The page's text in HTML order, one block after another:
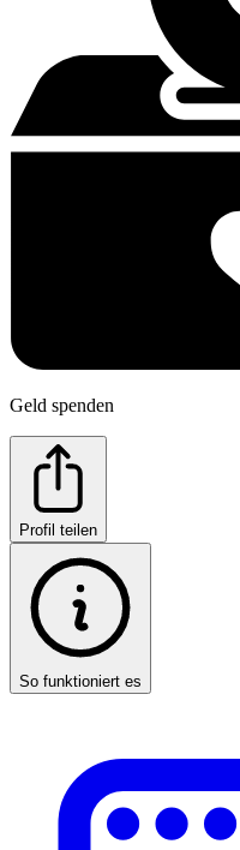
Geld spenden
Profil teilen
So funktioniert es